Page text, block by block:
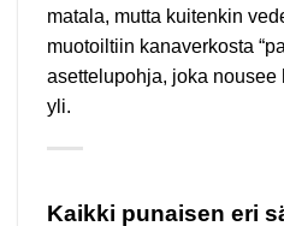
matala, mutta kuitenkin
muotoiltiin kanaverkosta
asettelupohja, joka nousee
yli.
Kaikki punaisen eri